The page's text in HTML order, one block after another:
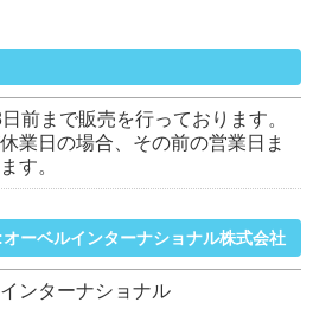
前まで販売を行っております。
業日の場合、その前の営業日ま
す。
ーベルインターナショナル株式会社
ンターナショナル